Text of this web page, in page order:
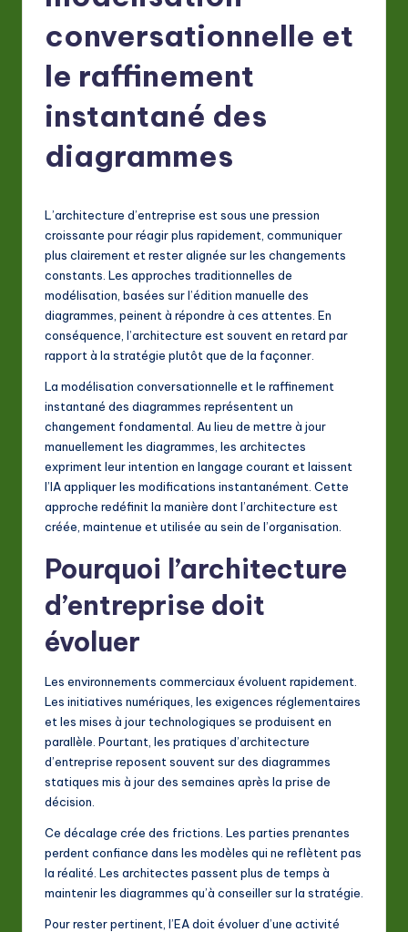
L
in
A
&
S
ft
w
In
o
ti
o
conversationnelle et
le raffinement
instantané des
diagrammes
L’architecture d’entreprise est sous une pression
croissante pour réagir plus rapidement, communiquer
plus clairement et rester alignée sur les changements
constants. Les approches traditionnelles de
modélisation, basées sur l’édition manuelle des
diagrammes, peinent à répondre à ces attentes. En
conséquence, l’architecture est souvent en retard par
rapport à la stratégie plutôt que de la façonner.
La modélisation conversationnelle et le raffinement
instantané des diagrammes représentent un
changement fondamental. Au lieu de mettre à jour
manuellement les diagrammes, les architectes
expriment leur intention en langage courant et laissent
l’IA appliquer les modifications instantanément. Cette
approche redéfinit la manière dont l’architecture est
créée, maintenue et utilisée au sein de l’organisation.
Pourquoi l’architecture
d’entreprise doit
évoluer
Les environnements commerciaux évoluent rapidement.
Les initiatives numériques, les exigences réglementaires
et les mises à jour technologiques se produisent en
parallèle. Pourtant, les pratiques d’architecture
d’entreprise reposent souvent sur des diagrammes
statiques mis à jour des semaines après la prise de
décision.
Ce décalage crée des frictions. Les parties prenantes
perdent confiance dans les modèles qui ne reflètent pas
la réalité. Les architectes passent plus de temps à
maintenir les diagrammes qu’à conseiller sur la stratégie.
Pour rester pertinent, l’EA doit évoluer d’une activité